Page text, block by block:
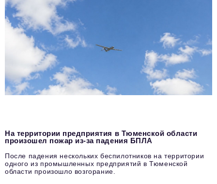
На территории предприятия в Тюменской области
произошел пожар из-за падения БПЛА
После падения нескольких беспилотников на территории
одного из промышленных предприятий в Тюменской
области произошло возгорание.